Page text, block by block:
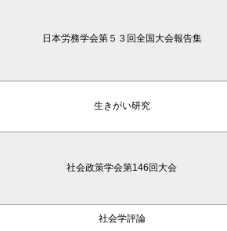
日本労務学会第５３回全国大会報告集
生きがい研究
社会政策学会第146回大会
社会学評論